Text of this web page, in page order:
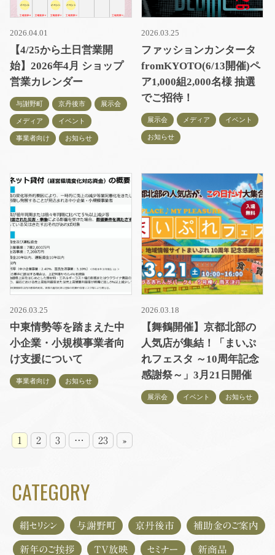
2026.04.01
【4/25から土日営業開
始】2026年4月 ショップ
営業カレンダー
与謝野町 京丹後市 展示会
メディア イベント
事業者向け お知らせ
2026.03.25
ファッションカンタータ
fromKYOTO(6/13開催)ペ
ア1,000組2,000名様 抽選
でご招待！
展示会 メディア イベント
お知らせ
2026.03.25
中東情勢等を踏まえた中
小企業・小規模事業者向
け支援について
事業者向け お知らせ
2026.03.18
【舞鶴開催】京都北部の
人気店が集結！「まいぷ
れフェスタ ～10周年記念
感謝祭～」3月21日開催
展示会 イベント お知らせ
1 2 3 … 23 »
CATEGORY
絹セリシン 与謝野町 京丹後市 補助金のご案内
新年のご挨拶 TV放映 セミナー 新商品